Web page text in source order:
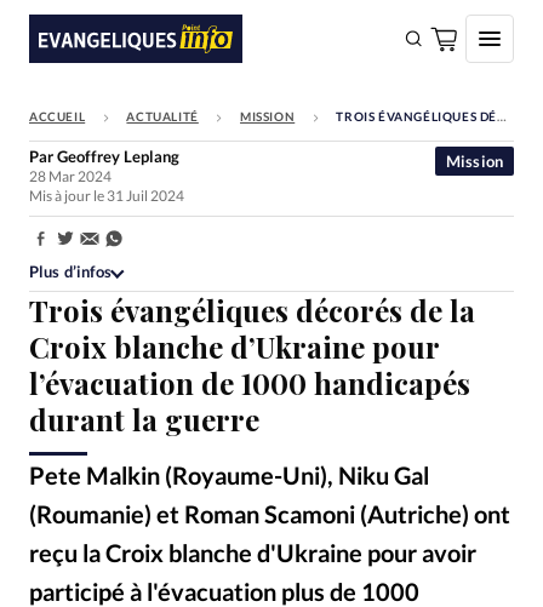
FAIRE UN DON
Faire un don
Société
Monde
Bible
Toute l'actualité
Se connecter
CHF
RUBRIQUES
Toute l'actualité
Economie
ACCUEIL ACTUALITÉ MISSION TROIS ÉVANGÉLIQUES DÉCORÉS DE LA CROIX BLANCHE D’UKRAINE POUR L’ÉVACUATION DE 1000 HANDICAPÉS DURANT LA GUERRE
Trois évangéliques décorés de la
Croix blanche d’Ukraine pour
l’évacuation de 1000 handicapés
durant la guerre
Pete Malkin (Royaume-Uni), Niku Gal
(Roumanie) et Roman Scamoni (Autriche) ont
reçu la Croix blanche d'Ukraine pour avoir
participé à l'évacuation plus de 1000
Mission
ParGeoffrey Leplang
28 Mar 2024
Mis à jour le 31 Juil 2024
Partager:
Plus d’infos